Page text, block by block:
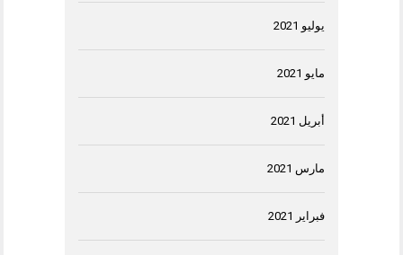
يوليو 2021
مايو 2021
أبريل 2021
مارس 2021
فبراير 2021